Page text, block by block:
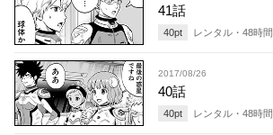
41話
40pt レンタル・ 48時間
2017/08/26
40話
40pt レンタル・ 48時間